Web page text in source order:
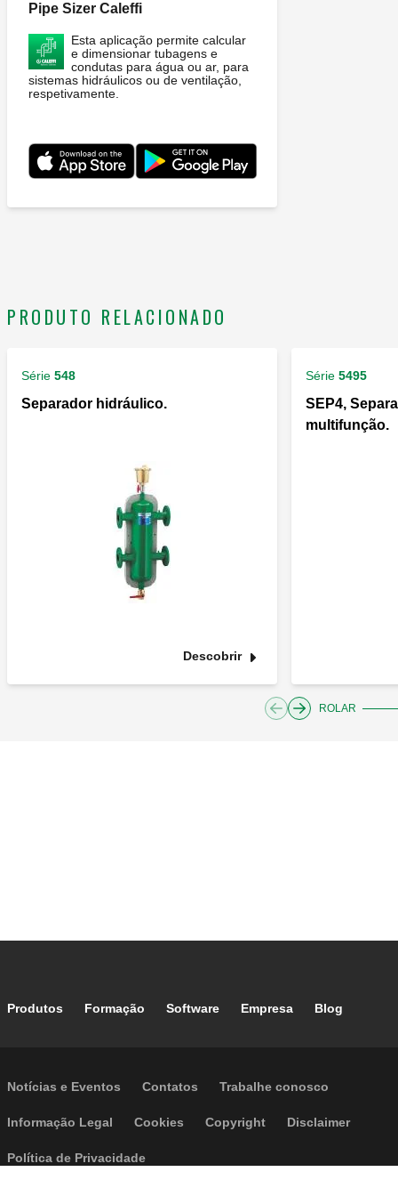
Pipe Sizer Caleffi
Esta aplicação permite calcular
e dimensionar tubagens e
condutas para água ou ar, para
sistemas hidráulicos ou de ventilação,
respetivamente.
PRODUTO RELACIONADO
Série 548
Separador hidráulico.
Descobrir
Série 5495
SEP4,
multifunção.
ROLAR
Footer main navigation
Produtos Formação Software Empresa Blog
Footer secondary navigation
Notícias e Eventos Contatos Trabalhe conosco
Footer menu
Informação Legal Cookies Copyright Disclaimer
Política de Privacidade